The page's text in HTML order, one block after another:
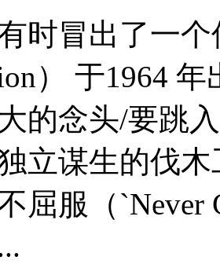
有时冒出了一
） 于1964
的念头/要跳
立谋生的伐
屈服（`Never